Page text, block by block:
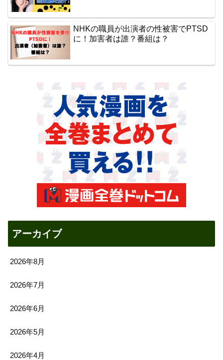
NHKの職員が出演者の性被害でPTSD
に！加害者は誰？番組は？
アーカイブ
2026年8月
2026年7月
2026年6月
2026年5月
2026年4月